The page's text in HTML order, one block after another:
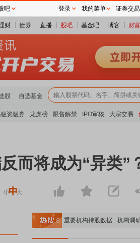
财 债券 直播 股吧 基金吧 博客 财
股 自选基金
融资融券 龙虎榜 限售解禁 IPO审核 大宗交易
而将成为“异类”
A股估值分析全览 重要机构持股数据 机构调研
吧 登录 我的菜单 证券交易